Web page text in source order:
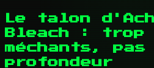
Le talon
Bleach : trop
méchants, pas
profondeur